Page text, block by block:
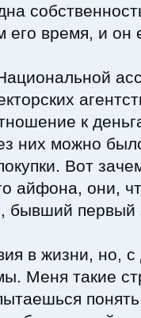
его время, и он
к
них можно
Вот
айфона, они,
первый
в жизни, но,
Меня такие